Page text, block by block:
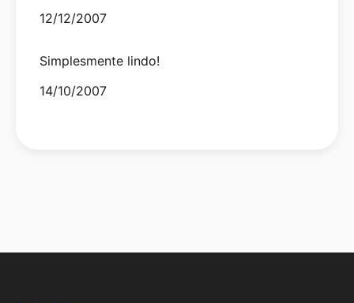
Date
12/12/2007
Simplesmente lindo!
Date
14/10/2007